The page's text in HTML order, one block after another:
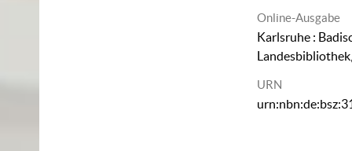
Online-Ausgabe
Karlsruhe :
URN